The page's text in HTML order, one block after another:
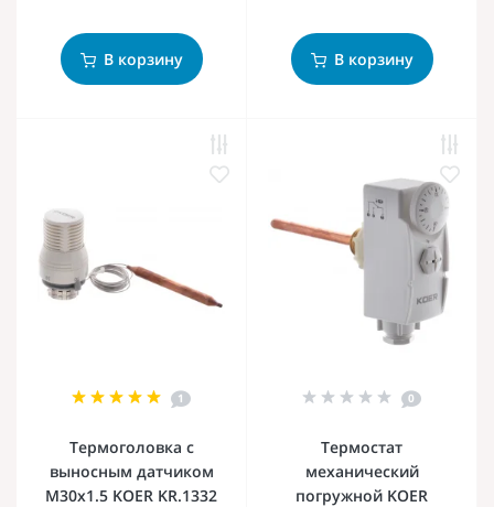
В корзину В корзину
1
Термоголовка с
выносным датчиком
M30x1.5 KOER KR.1332
0
Термостат
механический
погружной KOER